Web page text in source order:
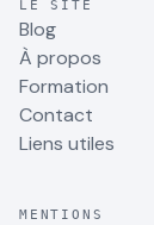
LE SITE
Blog
À propos
Formation
Contact
Liens utiles
MENTIONS